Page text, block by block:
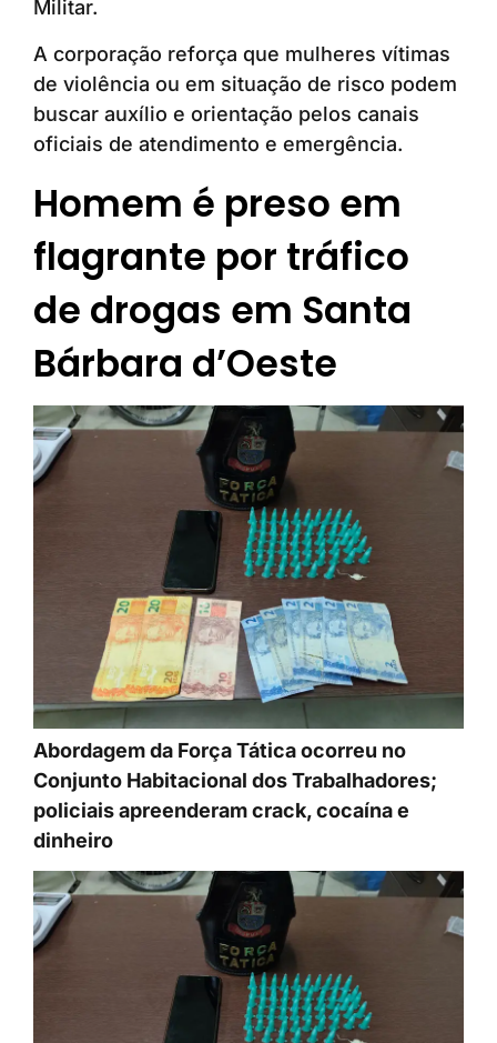
Militar.
A corporação reforça que mulheres vítimas
de violência ou em situação de risco podem
buscar auxílio e orientação pelos canais
oficiais de atendimento e emergência.
Homem é preso em
flagrante por tráfico
de drogas em Santa
Bárbara d’Oeste
Abordagem da Força Tática ocorreu no
Conjunto Habitacional dos Trabalhadores;
policiais apreenderam crack, cocaína e
dinheiro